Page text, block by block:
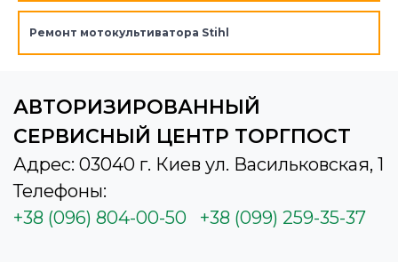
Ремонт мотокультиватора Stihl
АВТОРИЗИРОВАННЫЙ
СЕРВИСНЫЙ ЦЕНТР ТОРГПОСТ
Адрес: 03040 г. Киев ул. Васильковская, 1
Телефоны:
+38 (096) 804-00-50
+38 (099) 259-35-37